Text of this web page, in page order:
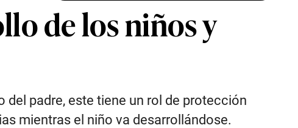
de los niños y
padre, este tiene un rol de protección
mientras el niño va desarrollándose.